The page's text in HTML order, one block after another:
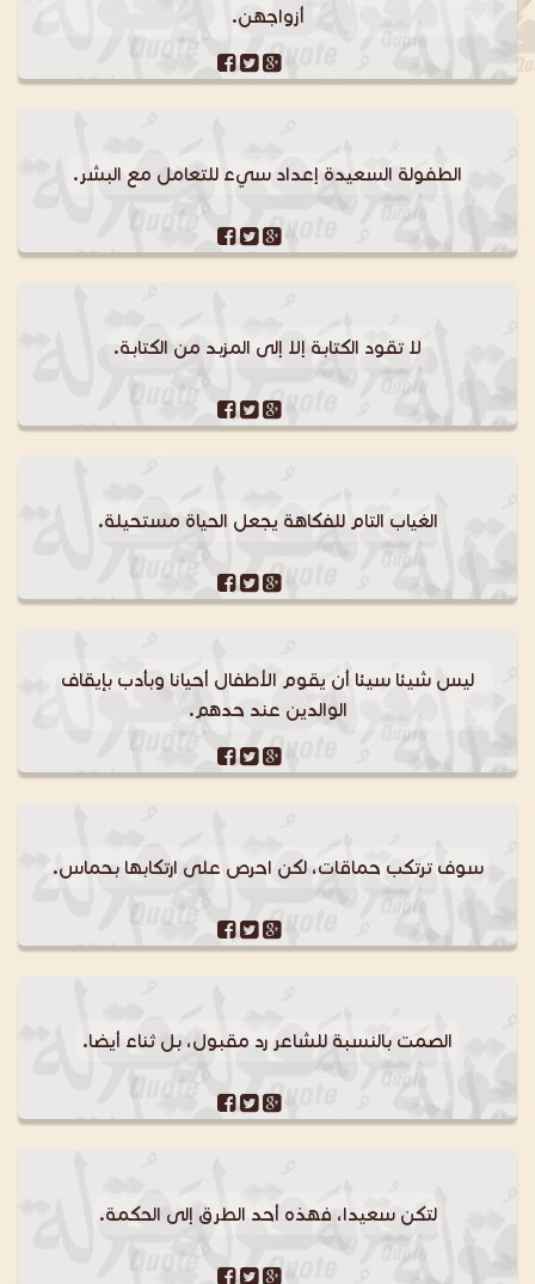
أزواجهن.
الطفولة السعيدة إعداد سيء للتعامل مع البشر.
لا تقود الكتابة إلا إلى المزبد من الكتابة.
الغياب التام للفكاهة يجعل الحياة مستحيلة.
ليس شيئا سيئا أن يقوم الأطفال أحيانا وبأدب بإيقاف
الوالدين عند حدهم.
سوف ترتكب حماقات، لكن احرص على ارتكابها بحماس.
الصمت بالنسبة للشاعر رد مقبول، بل ثناء أيضا.
لتكن سعيدا، فهذه أحد الطرق إلى الحكمة.